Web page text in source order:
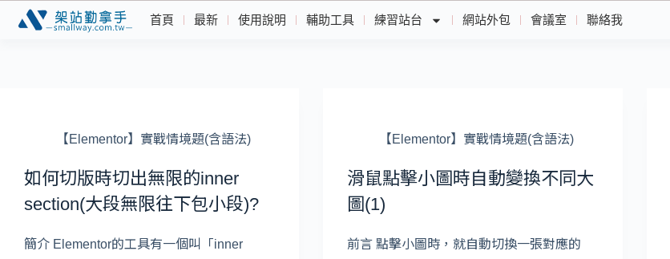
首頁 最新 使用說明 輔助工具 練習站台 網站外包 會議室 聯絡我
【Elementor】實戰情境題(含語法)
如何切版時切出無限的inner
section​(大段無限往下包小段)?
簡介 Elementor的工具有一個叫「inner
【Elementor】實戰情境題(含語法)
滑鼠點擊小圖時自動變換不同大
圖(1)
前言 點擊小圖時，就自動切換一張對應的